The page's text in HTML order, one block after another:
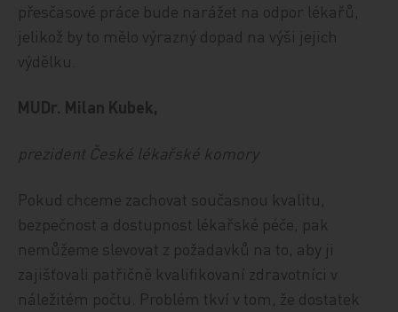
přesčasové práce bude narážet na odpor lékařů,
jelikož by to mělo výrazný dopad na výši jejich
výdělku.
MUDr. Milan Kubek,
prezident České lékařské komory
Pokud chceme zachovat současnou kvalitu,
bezpečnost a dostupnost lékařské péče, pak
nemůžeme slevovat z požadavků na to, aby ji
zajišťovali patřičně kvalifikovaní zdravotníci v
náležitém počtu. Problém tkví v tom, že dostatek